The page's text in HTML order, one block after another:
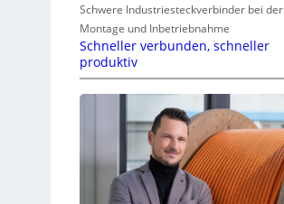
Schwere Industriesteckverbinder bei der
Montage und Inbetriebnahme
Schneller verbunden, schneller
produktiv